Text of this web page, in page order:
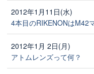
2012年1月11日(水)
4本目のRIKENONはM42
2012年1月 2日(月)
アトムレンズって何？